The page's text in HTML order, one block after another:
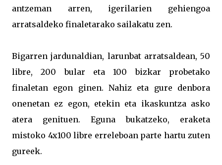
antzeman arren, igerilarien gehiengoa
arratsaldeko finaletarako sailakatu zen.
Bigarren jardunaldian, larunbat arratsaldean, 50
libre, 200 bular eta 100 bizkar probetako
finaletan egon ginen. Nahiz eta gure denbora
onenetan ez egon, etekin eta ikaskuntza asko
atera genituen. Eguna bukatzeko, eraketa
mistoko 4x100 libre erreleboan parte hartu zuten
gureek.